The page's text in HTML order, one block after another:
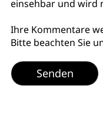
einsehbar und wird
Ihre Kommentare
Bitte beachten Sie
Senden